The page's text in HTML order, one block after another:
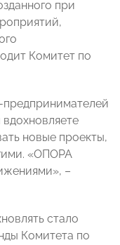
при
Комитет по
новые проекты,
«ОПОРА
–
стало
Комитета по